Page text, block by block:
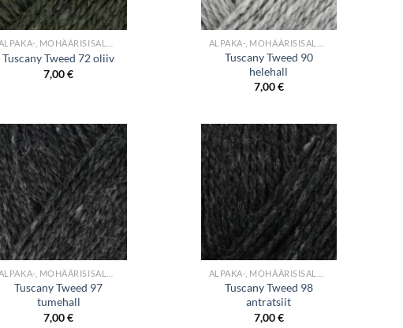
+
Tuscany Tweed 72 oliiv
7,00€
+
Tuscany Tweed 90
helehall
7,00€
+
Tuscany Tweed 97
tumehall
7,00€
+
Tuscany Tweed 98
antratsiit
7,00€